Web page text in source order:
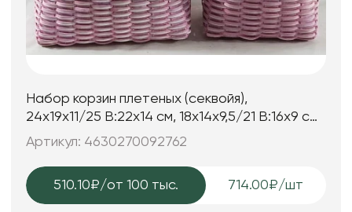
Набор корзин плетеных (секвойя),
24x19x11/25 B:22x14 см, 18x14x9,5/21 B:16x9 см,
2 шт., св.розовый
Артикул: 4630270092762
510.10₽/от 100 тыс. 714.00₽/шт